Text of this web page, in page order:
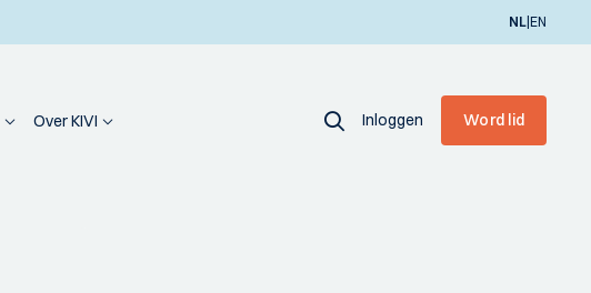
NL|EN
Over KIVI Inloggen Word lid